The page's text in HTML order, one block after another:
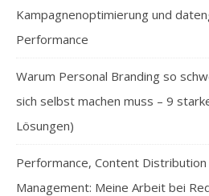
Kampagnenoptimierung und
Performance
Warum Personal Branding so
sich selbst machen muss – 9
Lösungen)
Performance, Content
Management: Meine Arbeit bei